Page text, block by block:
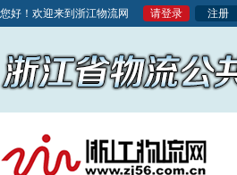
您好！欢迎来到浙江物流网 请登录 注册